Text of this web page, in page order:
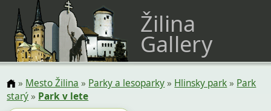
Žilina
Gallery
» Mesto Žilina » Parky a lesoparky» Hlinsky park» Park
starý» Park v lete